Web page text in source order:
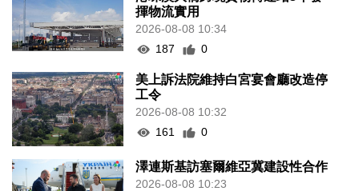
揮物流實用
2026-08-08 10:34
187
0
美上訴法院維持白宮宴會廳改造停
工令
2026-08-08 10:32
161
0
澤連斯基訪塞爾維亞冀建設性合作
2026-08-08 10:23